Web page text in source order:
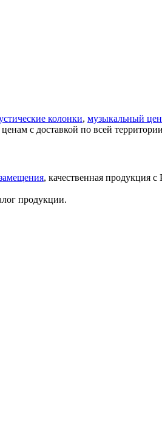
колонки, музыкальный
с доставкой по всей
, качественная продукция
продукции.